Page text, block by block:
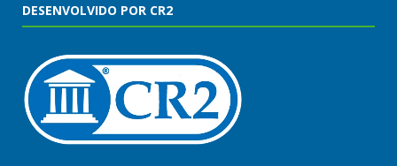
DESENVOLVIDO POR CR2